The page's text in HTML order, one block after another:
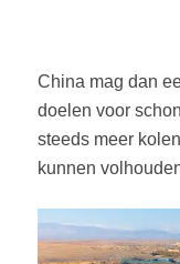
China mag dan
doelen voor
steeds meer
kunnen